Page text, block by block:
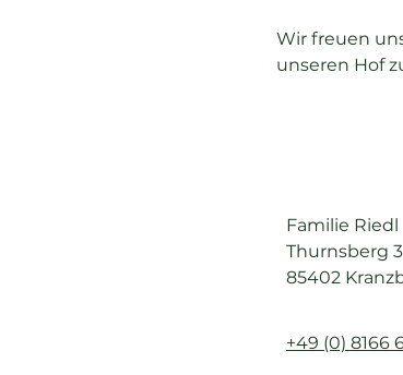
Wir freuen
unseren Hof
Familie Riedl
Thurnsberg 3
85402
+49 (0) 8166